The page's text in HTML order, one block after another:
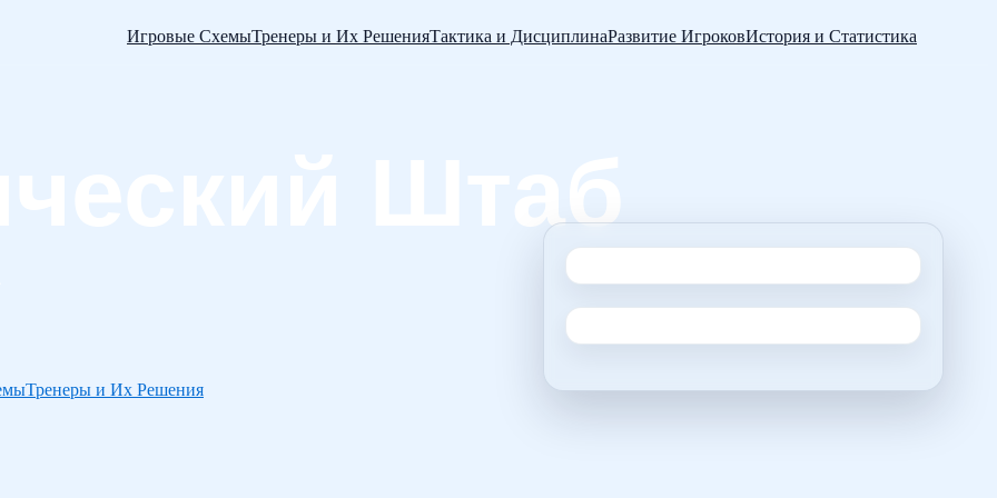
Игровые СхемыТренеры и Их РешенияТактика и ДисциплинаРазвитие ИгроковИстория и Статистика
Тренеры и Их Решения